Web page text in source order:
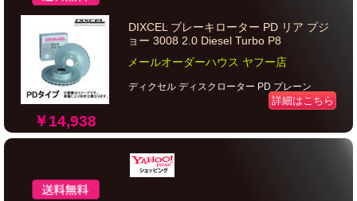
￥14,938
DIXCEL ブレーキローター PD リア プジ
ョー 3008 2.0 Diesel Turbo P8
メールオーダーハウス ヤフー店
ディクセル ディスクローター PD プレーン
詳細はこちら